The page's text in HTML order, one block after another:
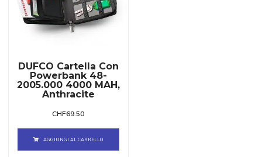
DUFCO Cartella Con
Powerbank 48-
2005.000 4000 MAH,
Anthracite
CHF69.50
AGGIUNGI AL CARRELLO